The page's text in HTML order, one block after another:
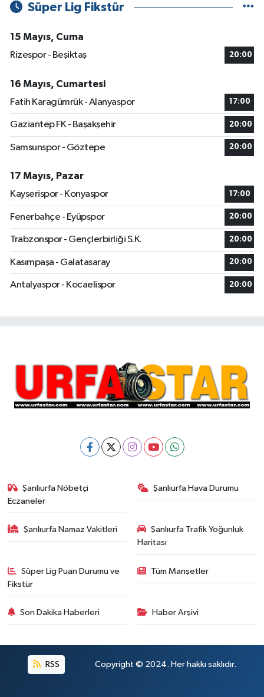
Süper Lig Fikstür
15 Mayıs, Cuma
Rizespor - Beşiktaş
20:00
16 Mayıs, Cumartesi
Fatih Karagümrük - Alanyaspor
17:00
Gaziantep FK - Başakşehir 20:00
Samsunspor - Göztepe 20:00
17 Mayıs, Pazar
Kayserispor - Konyaspor
17:00
Fenerbahçe - Eyüpspor 20:00
Trabzonspor - Gençlerbirliği S.K. 20:00
Kasımpaşa - Galatasaray 20:00
Antalyaspor - Kocaelispor 20:00
Şanlıurfa Nöbetçi
Eczaneler
Şanlıurfa Hava Durumu
Şanlıurfa Namaz Vakitleri
Şanlıurfa Trafik Yoğunluk
Haritası
Süper Lig Puan Durumu ve
Fikstür
Tüm Manşetler
Son Dakika Haberleri Haber Arşivi
RSS Copyright © 2024. Her hakkı saklıdır.